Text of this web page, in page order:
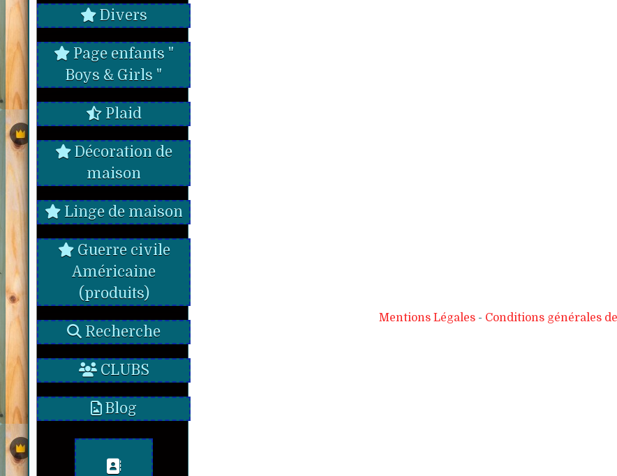
Divers
Page enfants "
Boys & Girls "
Plaid
Décoration de
maison
Linge de maison
Guerre civile
Américaine
(produits)
Recherche
CLUBS
Blog
Mentions Légales Conditions générales